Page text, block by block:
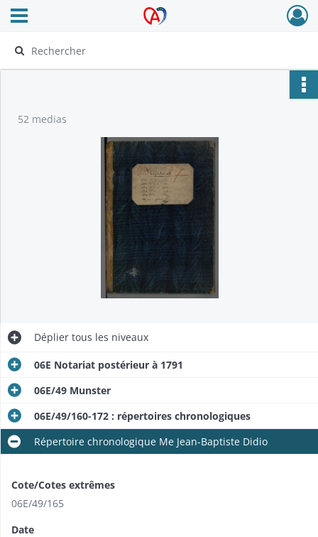
Archives Alsace - Colmar
Ouvrir le menu déroulant
52 medias
Déplier tous les niveaux
06E Notariat postérieur à 1791
06E/49 Munster
06E/49/160-172 : répertoires chronologiques
Répertoire chronologique Me Jean-Baptiste Didio
Cote/Cotes extrêmes
06E/49/165
Date